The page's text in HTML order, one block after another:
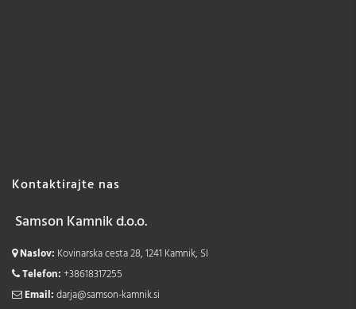
Kontaktirajte nas
Samson Kamnik d.o.o.
Naslov: Kovinarska cesta 28, 1241 Kamnik, SI
Telefon:+38618317255
Email:darja@samson-kamnik.si